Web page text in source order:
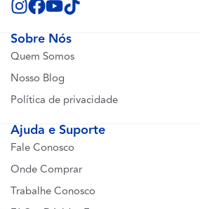
Sobre Nós
Quem Somos
Nosso Blog
Política de privacidade
Ajuda e Suporte
Fale Conosco
Onde Comprar
Trabalhe Conosco